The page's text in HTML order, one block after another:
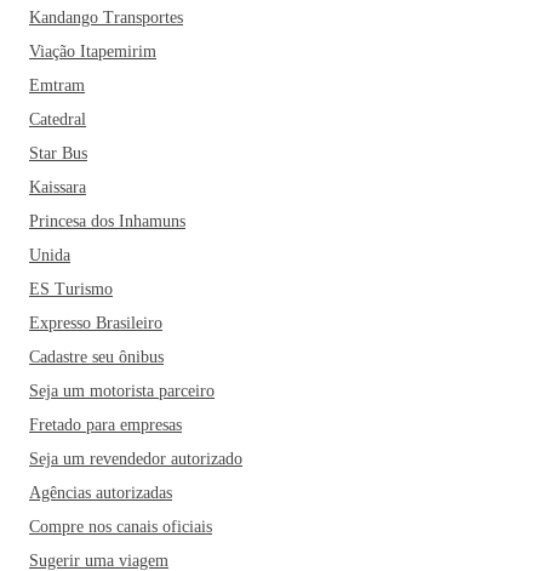
Kandango Transportes
Viação Itapemirim
Emtram
Catedral
Star Bus
Kaissara
Princesa dos Inhamuns
Unida
ES Turismo
Expresso Brasileiro
Cadastre seu ônibus
Seja um motorista parceiro
Fretado para empresas
Seja um revendedor autorizado
Agências autorizadas
Compre nos canais oficiais
Sugerir uma viagem